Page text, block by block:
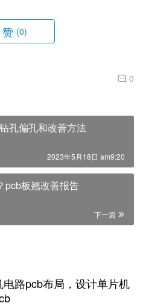
赞 (0)
0
孔偏孔和改善方法
2023年5月18日 am9:20
pcb板翘改善报告
下一篇
电路pcb布局，设计单片机